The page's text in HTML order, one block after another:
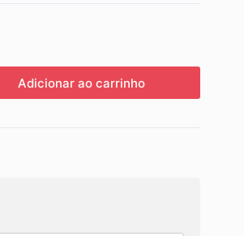
Adicionar ao carrinho